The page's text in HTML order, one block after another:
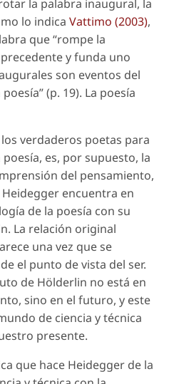
la palabra inaugural, la
lo indica Vattimo (2003),
que “rompe la
y funda uno
son eventos del
(p. 19). La poesía
verdaderos poetas para
es, por supuesto, la
del pensamiento,
encuentra en
de la poesía con su
La relación original
una vez que se
el punto de vista del ser.
de Hölderlin no está en
sino en el futuro, y este
de ciencia y técnica
presente.
que hace Heidegger de la